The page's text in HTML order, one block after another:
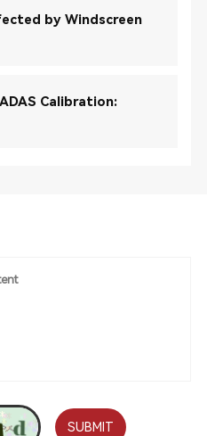
by Windscreen
Calibration:
SUBMIT